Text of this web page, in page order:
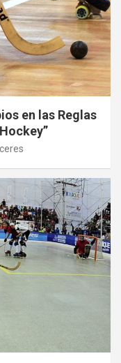
en las Reglas